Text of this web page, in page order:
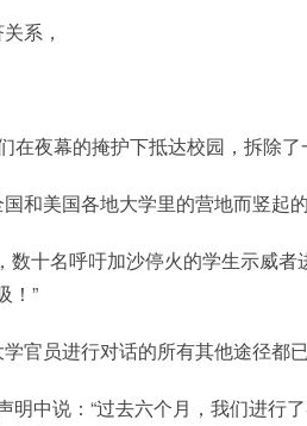
系，
夜幕的掩护下抵达校园，拆除了
和美国各地大学里的营地而竖起的
十名呼吁加沙停火的学生示威
！”
官员进行对话的所有其他途径都
明中说：“过去六个月，我们进行